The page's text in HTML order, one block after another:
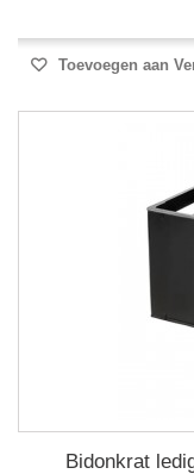
Toevoegen aan
Bidonkrat